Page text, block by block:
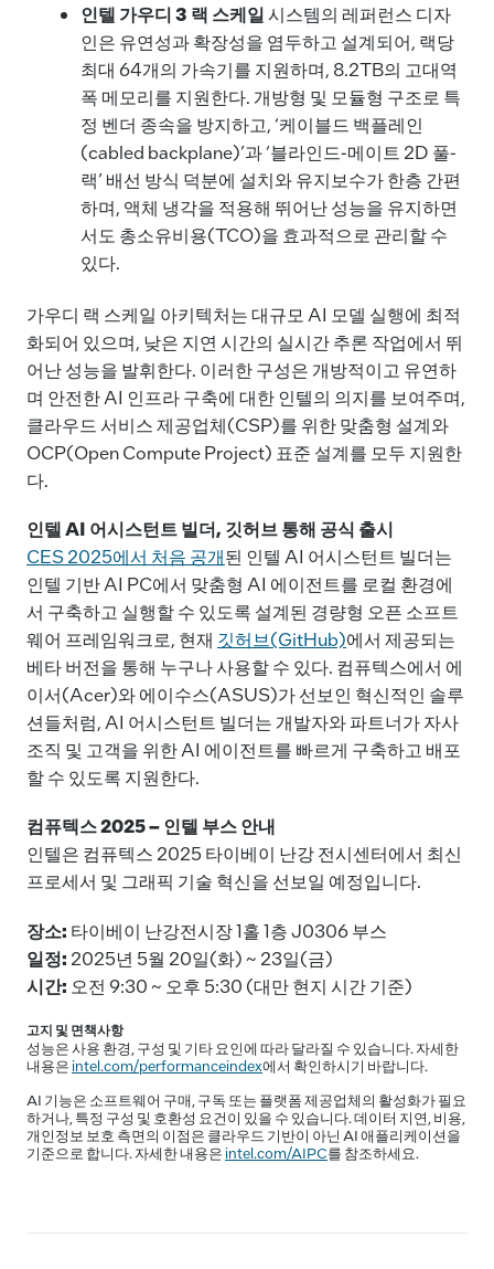
인텔 가우디3 랙 스케일시스템의 레퍼런스 디자
인은 유연성과 확장성을 염두하고 설계되어, 랙당
최대 64개의 가속기를 지원하며, 8.2TB의 고대역
폭 메모리를 지원한다. 개방형 및 모듈형 구조로 특
정 벤더 종속을 방지하고, ‘케이블드 백플레인
(cabled backplane)’과 ‘블라인드-메이트 2D 풀-
랙’ 배선 방식 덕분에 설치와 유지보수가 한층 간편
하며, 액체 냉각을 적용해 뛰어난 성능을 유지하면
서도 총소유비용(TCO)을 효과적으로 관리할 수
있다.
가우디 랙 스케일 아키텍처는 대규모 AI 모델 실행에 최적
화되어 있으며, 낮은 지연 시간의 실시간 추론 작업에서 뛰
어난 성능을 발휘한다. 이러한 구성은 개방적이고 유연하
며 안전한 AI 인프라 구축에 대한 인텔의 의지를 보여주며,
클라우드 서비스 제공업체(CSP)를 위한 맞춤형 설계와
OCP(Open Compute Project) 표준 설계를 모두 지원한
다.
인텔AI 어시스턴트 빌더, 깃허브 통해 공식 출시
CES 2025에서 처음 공개된 인텔 AI 어시스턴트 빌더는
인텔 기반 AI PC에서 맞춤형 AI 에이전트를 로컬 환경에
서 구축하고 실행할 수 있도록 설계된 경량형 오픈 소프트
웨어 프레임워크로, 현재 깃허브(GitHub)에서 제공되는
베타 버전을 통해 누구나 사용할 수 있다. 컴퓨텍스에서 에
이서(Acer)와 에이수스(ASUS)가 선보인 혁신적인 솔루
션들처럼, AI 어시스턴트 빌더는 개발자와 파트너가 자사
조직 및 고객을 위한 AI 에이전트를 빠르게 구축하고 배포
할 수 있도록 지원한다.
컴퓨텍스2025 – 인텔 부스 안내
인텔은 컴퓨텍스 2025 타이베이 난강 전시센터에서 최신
프로세서 및 그래픽 기술 혁신을 선보일 예정입니다.
장소: 타이베이 난강전시장 1홀 1층 J0306 부스
일정: 2025년 5월 20일(화) ~ 23일(금)
시간: 오전 9:30 ~ 오후 5:30 (대만 현지 시간 기준)
고지 및 면책사항
성능은 사용 환경, 구성 및 기타 요인에 따라 달라질 수 있습니다. 자세한
내용은 intel.com/performanceindex에서 확인하시기 바랍니다.
AI 기능은 소프트웨어 구매, 구독 또는 플랫폼 제공업체의 활성화가 필요
하거나, 특정 구성 및 호환성 요건이 있을 수 있습니다. 데이터 지연, 비용,
개인정보 보호 측면의 이점은 클라우드 기반이 아닌 AI 애플리케이션을
기준으로 합니다. 자세한 내용은 intel.com/AIPC를 참조하세요.